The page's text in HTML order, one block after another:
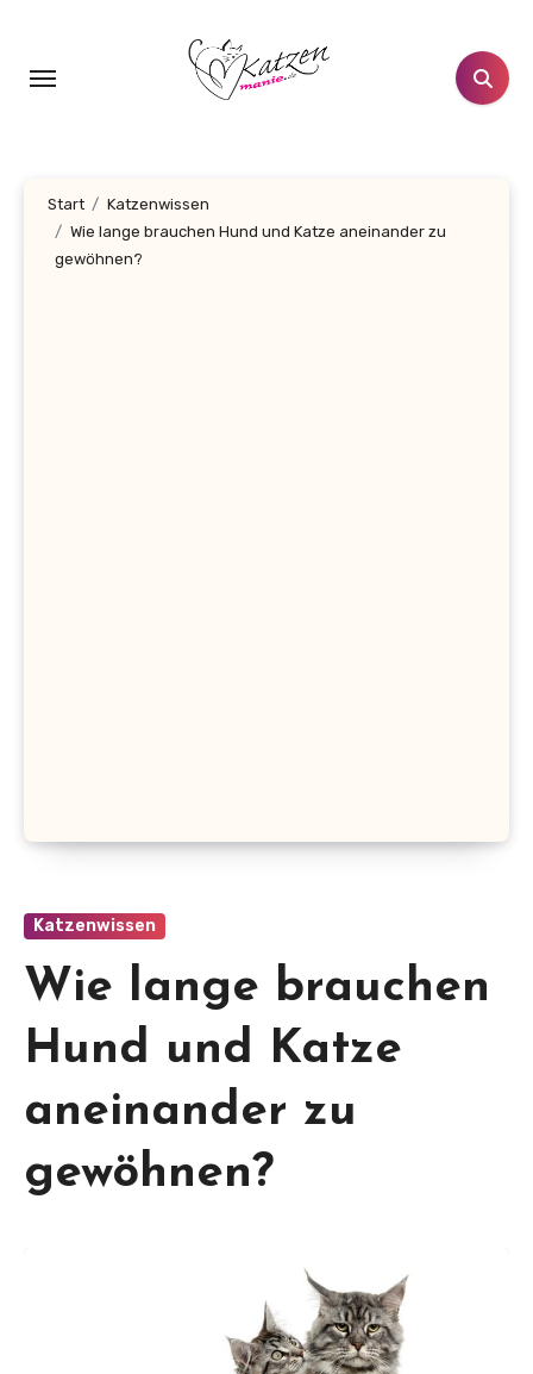
springen
Start
Katzenwissen
Wie lange brauchen Hund und Katze aneinander zu
gewöhnen?
Katzenwissen
Wie lange brauchen
Hund und Katze
aneinander zu
gewöhnen?